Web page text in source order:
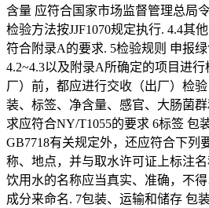
含量 应符合国家市场监督管理总局令
检验方法按JJF1070规定执行. 4.4其
符合附录A的要求. 5检验规则 申报
4.2~4.3以及附录A所确定的项目进
厂）前，都应进行交收（出厂）检
装、标签、净含量、感官、大肠菌
求应符合NY/T1055的要求 6标签 包
GB7718有关规定外，还应符合下列
称、地点，并与取水许可证上标注
饮用水的名称应当真实、准确，不
成分来命名. 7包装、运输和储存 包